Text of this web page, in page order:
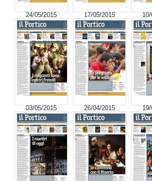
24/05/2015 17/05/2015
03/05/2015 26/04/2015